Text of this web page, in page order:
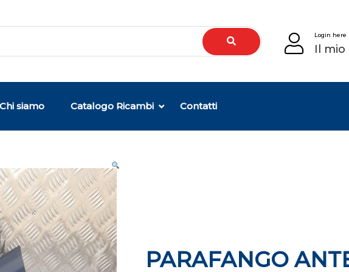
Login here
Il
Chi siamo Catalogo Ricambi Contatti
PARAFANGO